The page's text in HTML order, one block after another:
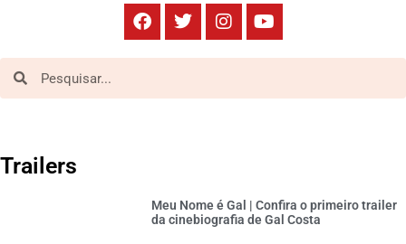
Trailers
Meu Nome é Gal | Confira o primeiro trailer
da cinebiografia de Gal Costa